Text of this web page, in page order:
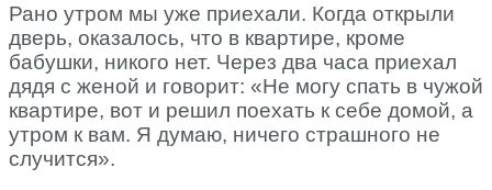
Рано утром мы уже приехали. Когда открыли
дверь, оказалось, что в квартире, кроме
бабушки, никого нет. Через два часа приехал
дядя с женой и говорит: «Не могу спать в чужой
квартире, вот и решил поехать к себе домой, а
утром к вам. Я думаю, ничего страшного не
случится».